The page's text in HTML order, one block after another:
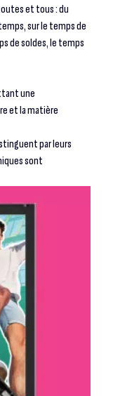
et tous : du
sur le temps de
de soldes, le temps
une
et la matière
par leurs
sont